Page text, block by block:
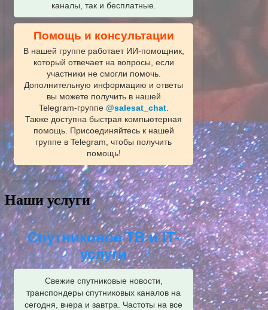
каналы, так и бесплатные.
Помощь и консультации
В нашей группе работает ИИ‑помощник,
который отвечает на вопросы, если
участники не смогли помочь.
Дополнительную информацию и ответы
вы можете получить в нашей
Telegram‑группе @salesat_chat.
Также доступна быстрая компьютерная
помощь. Присоединяйтесь к нашей
группе в Telegram, чтобы получить
помощь!
Наши услуги
Спутниковое ТВ и IT-
услуги
Свежие спутниковые новости,
транспондеры спутниковых каналов на
сегодня, вчера и завтра. Частоты на все